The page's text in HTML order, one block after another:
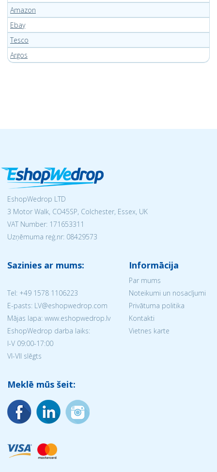
Amazon
Ebay
Tesco
Argos
EshopWedrop LTD
3 Motor Walk, CO45SP, Colchester, Essex, UK
VAT Number: 171653311
Uzņēmuma reģ.nr: 08429573
Sazinies ar mums:
Tel: +49 1578 1106223
E-pasts: LV@eshopwedrop.com
Mājas lapa: www.eshopwedrop.lv
EshopWedrop darba laiks:
I-V 09:00-17:00
VI-VII slēgts
Informācija
Par mums
Noteikumi un nosacījumi
Privātuma politika
Kontakti
Vietnes karte
Meklē mūs šeit: